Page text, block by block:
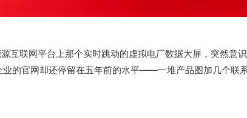
互联网平台上那个实时跳动的虚拟电厂数据大屏，突然意
的官网却还停留在五年前的水平——一堆产品图加几个联